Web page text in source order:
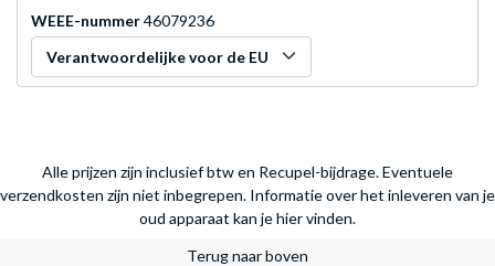
WEEE-nummer46079236
Verantwoordelijke voor de EU
Alle prijzen zijn inclusief btw en Recupel-bijdrage. Eventuele
verzendkosten zijn niet inbegrepen. Informatie over het inleveren van je
oud apparaat kan je hier vinden.
Terug naar boven